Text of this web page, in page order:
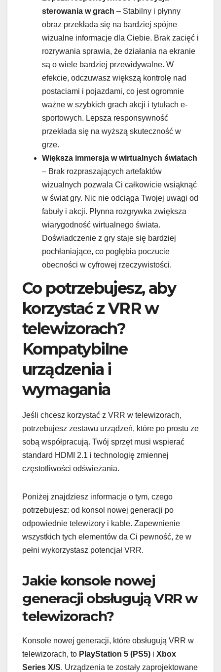
sterowania w grach – Stabilny i płynny
obraz przekłada się na bardziej spójne
wizualne informacje dla Ciebie. Brak zacięć i
rozrywania sprawia, że działania na ekranie
są o wiele bardziej przewidywalne. W
efekcie, odczuwasz większą kontrolę nad
postaciami i pojazdami, co jest ogromnie
ważne w szybkich grach akcji i tytułach e-
sportowych. Lepsza responsywność
przekłada się na wyższą skuteczność w
grze.
Większa immersja w wirtualnych światach
– Brak rozpraszających artefaktów
wizualnych pozwala Ci całkowicie wsiąknąć
w świat gry. Nic nie odciąga Twojej uwagi od
fabuły i akcji. Płynna rozgrywka zwiększa
wiarygodność wirtualnego świata.
Doświadczenie z gry staje się bardziej
pochłaniające, co pogłębia poczucie
obecności w cyfrowej rzeczywistości.
Co potrzebujesz, aby
korzystać z VRR w
telewizorach?
Kompatybilne
urządzenia i
wymagania
Jeśli chcesz korzystać z VRR w telewizorach,
potrzebujesz zestawu urządzeń, które po prostu ze
sobą współpracują. Twój sprzęt musi wspierać
standard HDMI 2.1 i technologię zmiennej
częstotliwości odświeżania.
Poniżej znajdziesz informacje o tym, czego
potrzebujesz: od konsol nowej generacji po
odpowiednie telewizory i kable. Zapewnienie
wszystkich tych elementów da Ci pewność, że w
pełni wykorzystasz potencjał VRR.
Jakie konsole nowej
generacji obsługują VRR w
telewizorach?
Konsole nowej generacji, które obsługują VRR w
telewizorach, to PlayStation 5 (PS5) i Xbox
Series X/S. Urządzenia te zostały zaprojektowane